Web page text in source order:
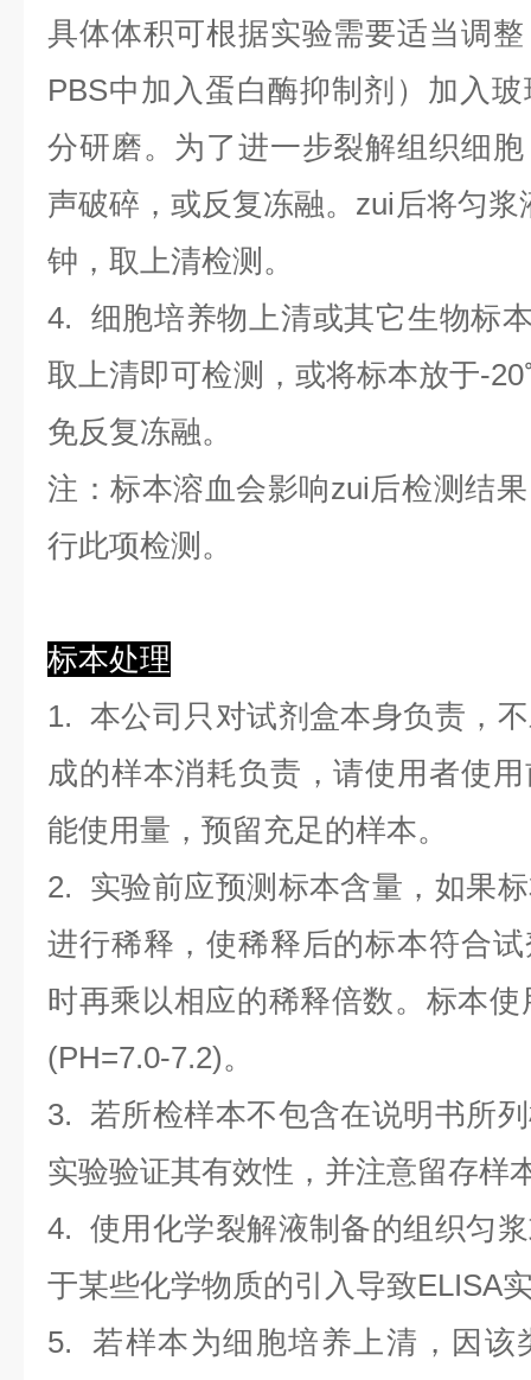
具体体积可根据实验需要适当调
PBS中加入蛋白酶抑制剂）加入
分研磨。为了进一步裂解组织细
声破碎，或反复冻融。zui后将匀浆
钟，取上清检测。
4. 细胞培养物上清或其它生物标
取上清即可检测，或将标本放于-
免反复冻融。
注：标本溶血会影响zui后检测结
行此项检测。
标本处理
1. 本公司只对试剂盒本身负责，
成的样本消耗负责，请使用者使
能使用量，预留充足的样本。
2. 实验前应预测标本含量，如果
进行稀释，使稀释后的标本符合
时再乘以相应的稀释倍数。标本
(PH=7.0-7.2)。
3. 若所检样本不包含在说明书所
实验验证其有效性，并注意留存样
4. 使用化学裂解液制备的组织匀
于某些化学物质的引入导致ELISA
5. 若样本为细胞培养上清，因该